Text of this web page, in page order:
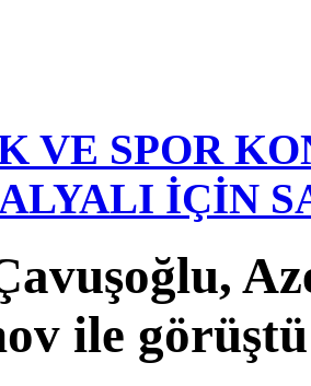
VE SPOR
İÇİN
ile görüştü